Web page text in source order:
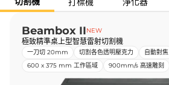
Beambox IINEW
極致精準桌上型智慧雷射切割機
一刀切 20mm 切割各色透明壓克力 自動對焦
600 x 375 mm 工作區域
900mm/s 高速雕刻